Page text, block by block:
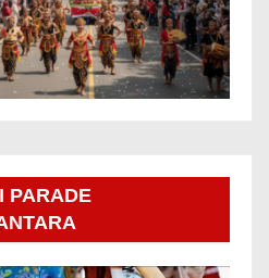
PARADE